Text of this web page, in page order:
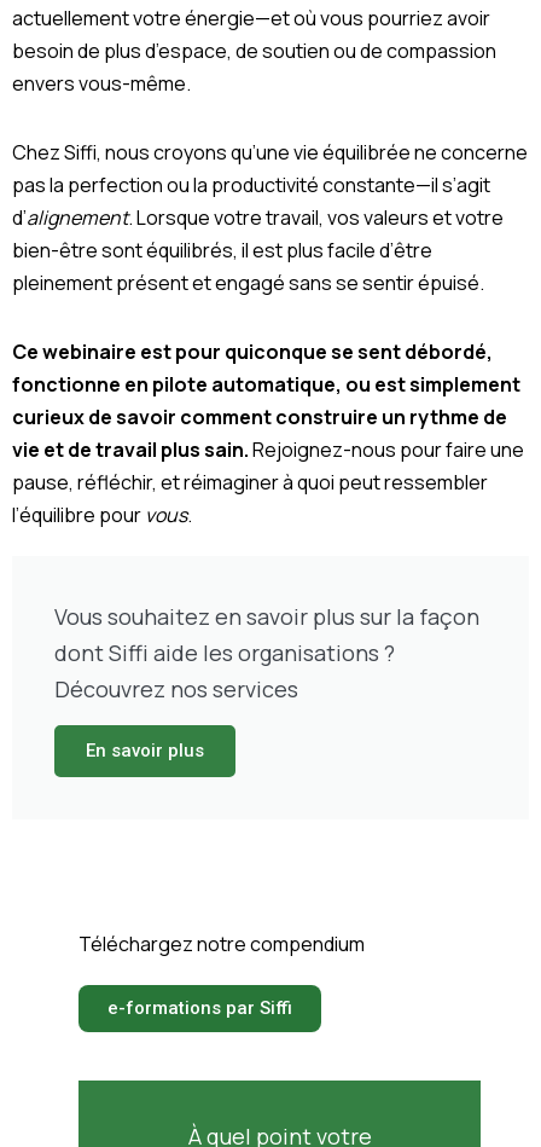
actuellement votre énergie—et où vous pourriez avoir
besoin de plus d’espace, de soutien ou de compassion
envers vous-même.
Chez Siffi, nous croyons qu’une vie équilibrée ne concerne
pas la perfection ou la productivité constante—il s’agit
d’alignement. Lorsque votre travail, vos valeurs et votre
bien-être sont équilibrés, il est plus facile d’être
pleinement présent et engagé sans se sentir épuisé.
Ce webinaire est pour quiconque se sent débordé,
fonctionne en pilote automatique, ou est simplement
curieux de savoir comment construire un rythme de
vie et de travail plus sain.Rejoignez-nous pour faire une
pause, réfléchir, et réimaginer à quoi peut ressembler
l’équilibre pour vous.
Vous souhaitez en savoir plus sur la façon
dont Siffi aide les organisations ?
Découvrez nos services
En savoir plus
Téléchargez notre compendium
e-formations par Siffi
À quel point votre